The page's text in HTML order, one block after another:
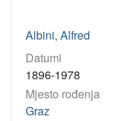
Albini, Alfred
Datumi
1896-1978
Mjesto rođenja
Graz